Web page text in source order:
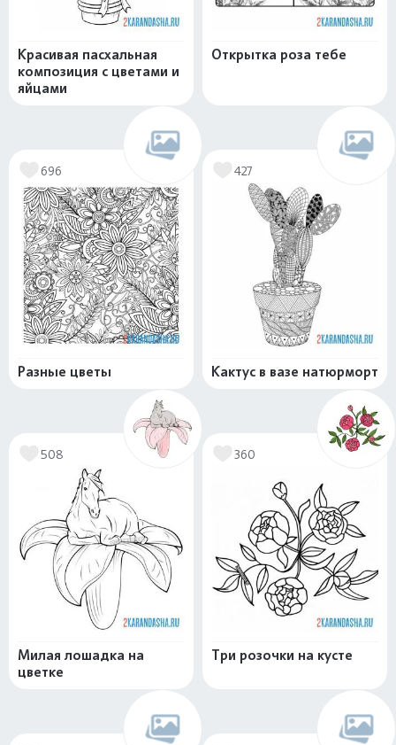
Красивая пасхальная
композиция с цветами и
яйцами
Открытка роза тебе
696
Разные цветы
427
Кактус в вазе натюрморт
508
Милая лошадка на
цветке
360
Три розочки на кусте